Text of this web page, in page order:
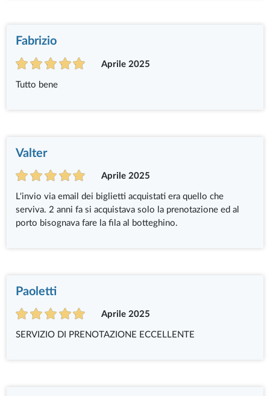
Fabrizio
Aprile 2025
Tutto bene
Valter
Aprile 2025
L'invio via email dei biglietti acquistati era quello che
serviva. 2 anni fa si acquistava solo la prenotazione ed al
porto bisognava fare la fila al botteghino.
Paoletti
Aprile 2025
SERVIZIO DI PRENOTAZIONE ECCELLENTE